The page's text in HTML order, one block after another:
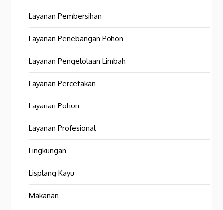
Layanan Pembersihan
Layanan Penebangan Pohon
Layanan Pengelolaan Limbah
Layanan Percetakan
Layanan Pohon
Layanan Profesional
Lingkungan
Lisplang Kayu
Makanan